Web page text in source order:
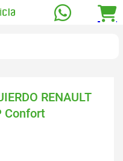
RENAULT
Confort